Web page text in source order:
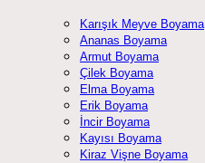
Karışık Meyve Boyama
Ananas Boyama
Armut Boyama
Çilek Boyama
Elma Boyama
Erik Boyama
İncir Boyama
Kayısı Boyama
Kiraz Vişne Boyama